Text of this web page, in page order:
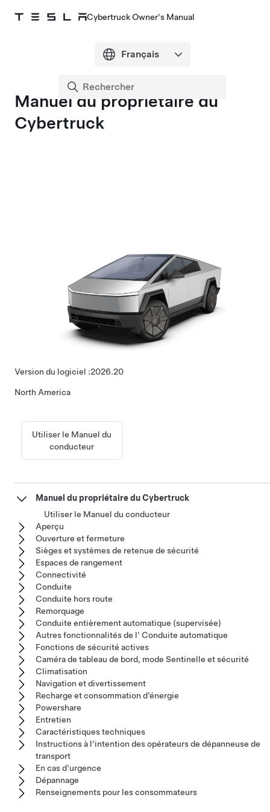
Cybertruck Owner's Manual
Manuel du propriétaire du
Cybertruck
Version du logiciel :2026.20
North America
Utiliser le Manuel du
conducteur
Manuel du propriétaire du Cybertruck
Utiliser le Manuel du conducteur
Aperçu
Ouverture et fermeture
Sièges et systèmes de retenue de sécurité
Espaces de rangement
Connectivité
Conduite
Conduite hors route
Remorquage
Conduite entièrement automatique (supervisée)
Autres fonctionnalités de l' Conduite automatique
Fonctions de sécurité actives
Caméra de tableau de bord, mode Sentinelle et sécurité
Climatisation
Navigation et divertissement
Recharge et consommation d’énergie
Powershare
Entretien
Caractéristiques techniques
Instructions à l’intention des opérateurs de dépanneuse de
transport
En cas d'urgence
Dépannage
Renseignements pour les consommateurs